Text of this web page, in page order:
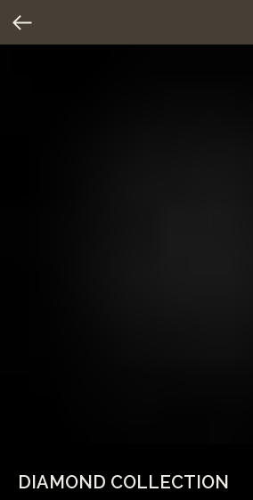
DIAMOND COLLECTION